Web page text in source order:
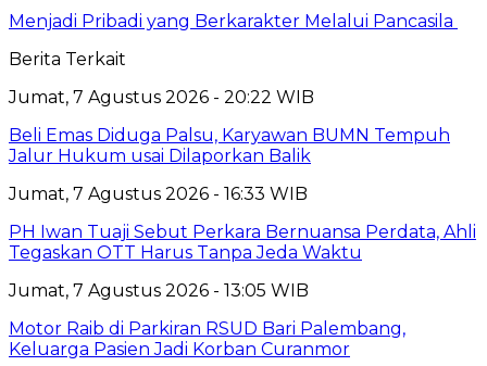
Menjadi Pribadi yang Berkarakter Melalui Pancasila
Berita Terkait
Jumat, 7 Agustus 2026 - 20:22 WIB
Beli Emas Diduga Palsu, Karyawan BUMN Tempuh
Jalur Hukum usai Dilaporkan Balik
Jumat, 7 Agustus 2026 - 16:33 WIB
PH Iwan Tuaji Sebut Perkara Bernuansa Perdata, Ahli
Tegaskan OTT Harus Tanpa Jeda Waktu
Jumat, 7 Agustus 2026 - 13:05 WIB
Motor Raib di Parkiran RSUD Bari Palembang,
Keluarga Pasien Jadi Korban Curanmor